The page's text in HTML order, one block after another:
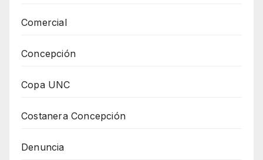
Comercial
Concepción
Copa UNC
Costanera Concepción
Denuncia